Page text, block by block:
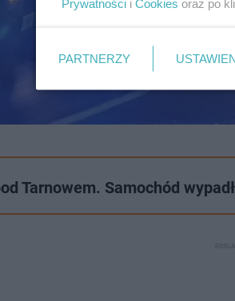
Tarnowem. Samochód
Prywatności i Cookies oraz po
PARTNERZY